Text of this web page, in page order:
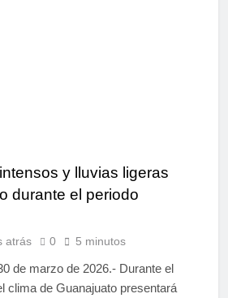
y lluvias ligeras
durante el periodo
atrás 0 5 minutos
de marzo de 2026.- Durante el
clima de Guanajuato presentará